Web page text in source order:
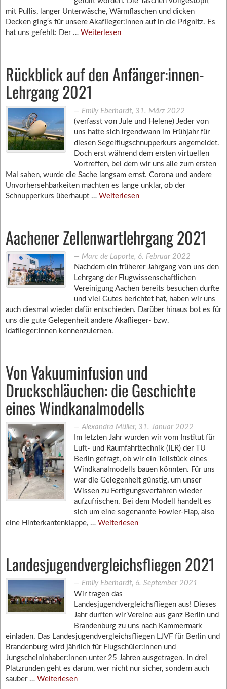
mit Pullis, langer Unterwäsche, Wärmflaschen und dicken
Decken ging‘s für unsere Akaflieger:innen auf in die Prignitz. Es
hat uns gefehlt: Der … Weiterlesen
Rückblick auf den Anfänger:innen-
Lehrgang 2021
― Emily Eberhardt, 31. März 2022
(verfasst von Jule und Helene) Jeder von
uns hatte sich irgendwann im Frühjahr für
diesen Segelflugschnupperkurs angemeldet.
Doch erst während dem ersten virtuellen
Vortreffen, bei dem wir uns alle zum ersten
Mal sahen, wurde die Sache langsam ernst. Corona und andere
Unvorhersehbarkeiten machten es lange unklar, ob der
Schnupperkurs überhaupt … Weiterlesen
Aachener Zellenwartlehrgang 2021
― Marc de Laporte, 6. Februar 2022
Nachdem ein früherer Jahrgang von uns den
Lehrgang der Flugwissenschaftlichen
Vereinigung Aachen bereits besuchen durfte
und viel Gutes berichtet hat, haben wir uns
auch diesmal wieder dafür entschieden. Darüber hinaus bot es für
uns die gute Gelegenheit andere Akaflieger- bzw.
Idaflieger:innen kennenzulernen.
Von Vakuuminfusion und
Druckschläuchen: die Geschichte
eines Windkanalmodells
― Alexandra Müller, 31. Januar 2022
Im letzten Jahr wurden wir vom Institut für
Luft- und Raumfahrttechnik (ILR) der TU
Berlin gefragt, ob wir ein Teilstück eines
Windkanalmodells bauen könnten. Für uns
war die Gelegenheit günstig, um unser
Wissen zu Fertigungsverfahren wieder
aufzufrischen. Bei dem Modell handelt es
sich um eine sogenannte Fowler-Flap, also
eine Hinterkantenklappe, … Weiterlesen
Landesjugendvergleichsfliegen 2021
― Emily Eberhardt, 6. September 2021
Wir tragen das
Landesjugendvergleichsfliegen aus! Dieses
Jahr durften wir Vereine aus ganz Berlin und
Brandenburg zu uns nach Kammermark
einladen. Das Landesjugendvergleichsfliegen LJVF für Berlin und
Brandenburg wird jährlich für Flugschüler:innen und
Jungscheininhaber:innen unter 25 Jahren ausgetragen. In drei
Platzrunden geht es darum, wer nicht nur sicher, sondern auch
sauber … Weiterlesen